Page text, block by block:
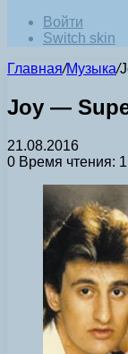
Войти
Switch skin
Главная/Музыка/
Joy —
21.08.2016
0 Время чтения: